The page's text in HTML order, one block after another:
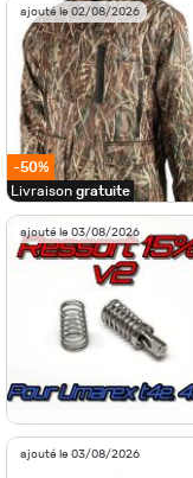
ajouté le 02/08/2026
-50%
Livraison gratuite
ajouté le 03/08/2026
ajouté le 03/08/2026